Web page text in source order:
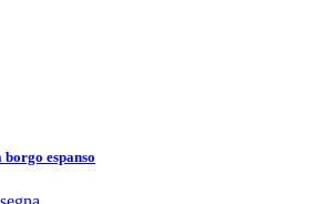
espanso